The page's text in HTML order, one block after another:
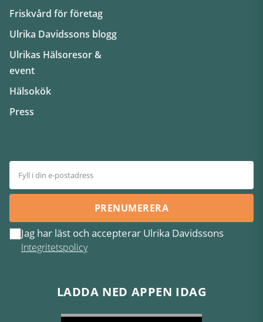
Friskvård för företag
Ulrika Davidssons blogg
Ulrikas Hälsoresor &
event
Hälsokök
Press
PRENUMERERA
Jag har läst och accepterar Ulrika Davidssons
Integritetspolicy
LADDA NED APPEN IDAG